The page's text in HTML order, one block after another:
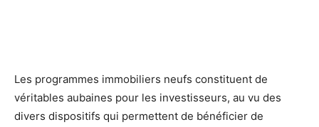
Les programmes immobiliers neufs constituent de
véritables aubaines pour les investisseurs, au vu des
divers dispositifs qui permettent de bénéficier de